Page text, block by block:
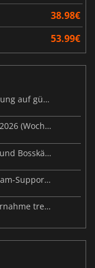
38.98€
53.99€
Steam Frame: Preis-Leak zerstört Hoffnung auf günstiges VR-Headset
Neue Videospiele der Woche – August 2026 (Woche 32)
Palworld-Update verbessert Sunreach und Bosskämpfe deutlich
Microsoft überdenkt Project Helix – Steam-Support gefährdet
Malware-Karten und eine Discord-Übernahme treffen Meccha Chameleon